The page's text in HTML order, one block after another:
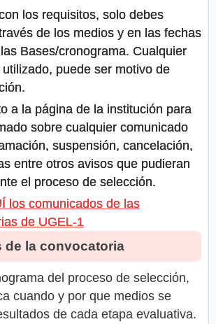
los requisitos, solo debes
de los medios y en las fechas
Bases/cronograma. Cualquier
puede ser motivo de
a la página de la institución para
sobre cualquier comunicado
suspensión, cancelación,
entre otros avisos que pudieran
el proceso de selección.
los comunicados de las
de UGEL-1
de la convocatoria
del proceso de selección,
cuando y por que medios se
de cada etapa evaluativa.